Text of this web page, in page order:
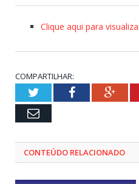
Clique aqui para
COMPARTILHAR:
TwitterFacebook
Email
CONTEÚDO RELACIONADO